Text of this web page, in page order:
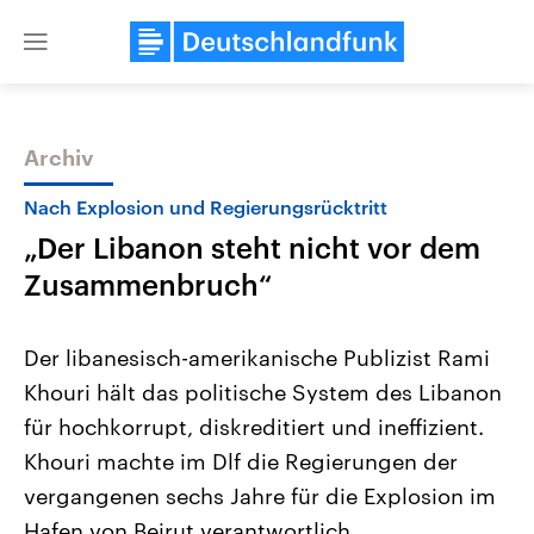
Close
Themen
Landtagswahl Sachsen-Anhalt
2026
Alle Informationen
Sachsen-Anhalt wählt am 6.
September 2026 einen neuen
Landtag. Seit 2021 wird das
Bundesland von einer Koalition aus
Aktuelle Beiträge,
Hintergründe
Wirtschaftlich und
gehören die Vereinigten
den mächtigsten Ländern
mit großem Einfluss auf
Archiv
Nach Explosion und Regierungsrücktritt
„Der Libanon steht nicht vor dem
Zusammenbruch“
Der libanesisch-amerikanische Publizist Rami
Khouri hält das politische System des Libanon
für hochkorrupt, diskreditiert und ineffizient.
Khouri machte im Dlf die Regierungen der
vergangenen sechs Jahre für die Explosion im